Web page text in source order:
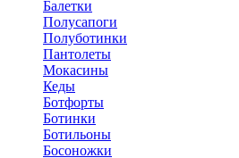
Балетки
Полусапоги
Полуботинки
Пантолеты
Мокасины
Кеды
Ботфорты
Ботинки
Ботильоны
Босоножки